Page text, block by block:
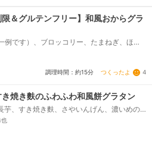
限＆グルテンフリー】和風おからグラ
です）、ブロッコリー、たまねぎ、ほう
ーモン、えび、しめじ、☆ホワイトソース
グ、とろけるチーズ、粗挽きおからパウダ
調理時間：約15分 つくったよ 4
焼き麩のふわふわ和風餅グラタン
芋、すき焼き麩、さやいんげん、濃いめの
、厚切りベーコン、醤油麹、(A)ジンジャー